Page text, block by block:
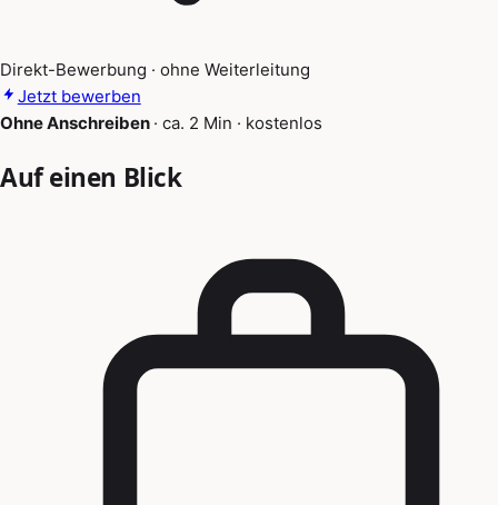
Direkt-Bewerbung · ohne Weiterleitung
Jetzt bewerben
Ohne Anschreiben · ca. 2 Min · kostenlos
Auf einen Blick